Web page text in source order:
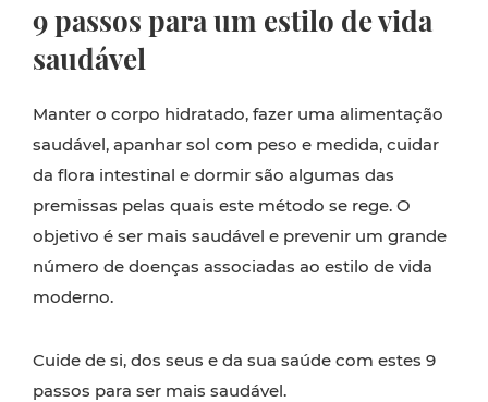
9 passos para um estilo de vida
saudável
Manter o corpo hidratado, fazer uma alimentação
saudável, apanhar sol com peso e medida, cuidar
da flora intestinal e dormir são algumas das
premissas pelas quais este método se rege. O
objetivo é ser mais saudável e prevenir um grande
número de doenças associadas ao estilo de vida
moderno.
Cuide de si, dos seus e da sua saúde com estes 9
passos para ser mais saudável.